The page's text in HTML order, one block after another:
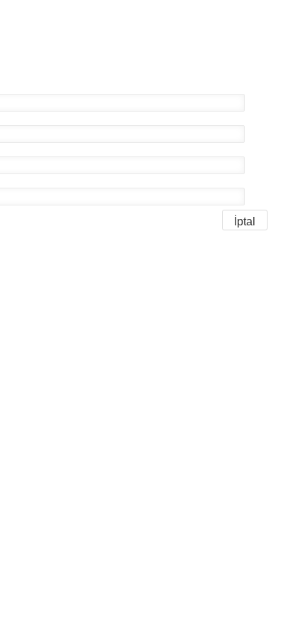
İptal